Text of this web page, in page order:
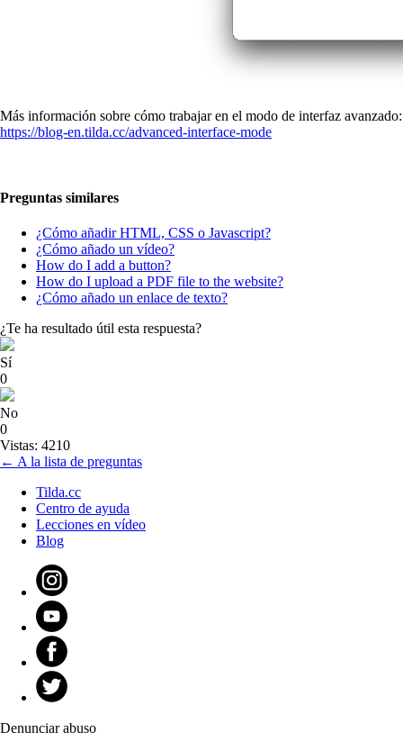
Más información sobre cómo trabajar en el modo de interfaz avanzado:
https://blog-en.tilda.cc/advanced-interface-mode
Preguntas similares
¿Cómo añadir HTML, CSS o Javascript?
¿Cómo añado un vídeo?
How do I add a button?
How do I upload a PDF file to the website?
¿Cómo añado un enlace de texto?
¿Te ha resultado útil esta respuesta?
Sí
0
No
0
Vistas: 4210
← A la lista de preguntas
Tilda.cc
Centro de ayuda
Lecciones en vídeo
Blog
Denunciar abuso